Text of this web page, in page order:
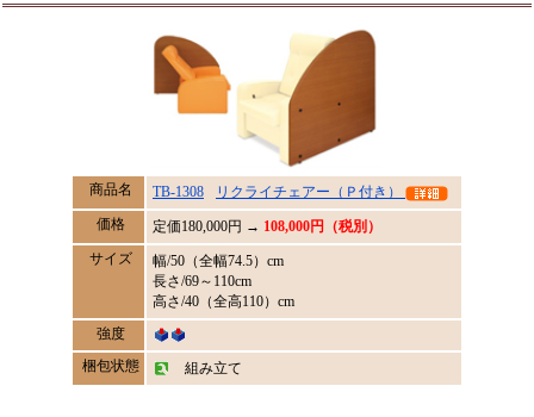
商品名 TB-1308
リクライチェアー（Ｐ付き）
価格
定価180,000円 → 108,000円（税別）
サイズ
幅/50（全幅74.5）cm
長さ/69～110cm
高さ/40（全高110）cm
強度
梱包状態
組み立て